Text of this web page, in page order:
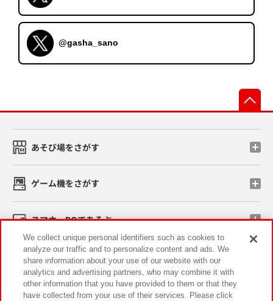
@gasha_sano
あそび場をさがす
ゲーム機をさがす
スマホ・PCであそぶ
イベント・キャンペーン
We collect unique personal identifiers such as cookies to
analyze our traffic and to personalize content and ads. We
share information about your use of our website with our
analytics and advertising partners, who may combine it with
other information that you have provided to them or that they
have collected from your use of their services. Please click